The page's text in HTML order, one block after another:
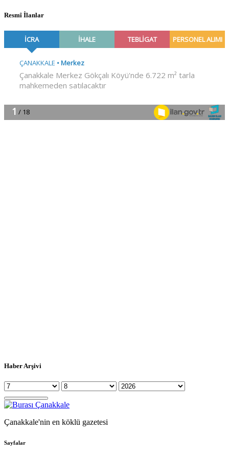
Resmî İlanlar
Haber Arşivi
Çanakkale'nin en köklü gazetesi
Sayfalar